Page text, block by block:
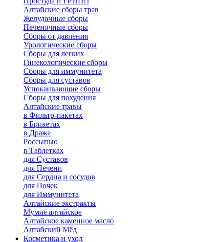
Алтайские сборы трав
Желудочные сборы
Печеночные сборы
Сборы от давления
Урологические сборы
Сборы для легких
Гинекологические сборы
Сборы для иммунитета
Сборы для суставов
Успокаивающие сборы
Сборы для похудения
Алтайские травы
в Фильтр-пакетах
в Брикетах
в Драже
Россыпью
в Таблетках
для Cуставов
для Печени
для Сердца и сосудов
для Почек
для Иммунитета
Алтайские экстракты
Мумиё алтайское
Алтайское каменное масло
Алтайский Мёд
Косметика и уход